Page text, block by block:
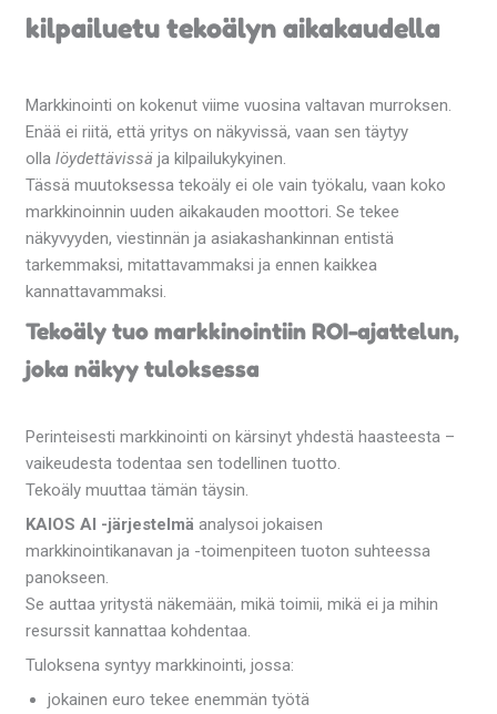
kilpailuetu tekoälyn aikakaudella
Markkinointi on kokenut viime vuosina valtavan murroksen.
Enää ei riitä, että yritys on näkyvissä, vaan sen täytyy
ollalöydettävissä ja kilpailukykyinen.
Tässä muutoksessa tekoäly ei ole vain työkalu, vaan koko
markkinoinnin uuden aikakauden moottori. Se tekee
näkyvyyden, viestinnän ja asiakashankinnan entistä
tarkemmaksi, mitattavammaksi ja ennen kaikkea
kannattavammaksi.
Tekoäly tuo markkinointiin ROI-ajattelun,
joka näkyy tuloksessa
Perinteisesti markkinointi on kärsinyt yhdestä haasteesta –
vaikeudesta todentaa sen todellinen tuotto.
Tekoäly muuttaa tämän täysin.
KAIOS AI -järjestelmä analysoi jokaisen
markkinointikanavan ja -toimenpiteen tuoton suhteessa
panokseen.
Se auttaa yritystä näkemään, mikä toimii, mikä ei ja mihin
resurssit kannattaa kohdentaa.
Tuloksena syntyy markkinointi, jossa:
jokainen euro tekee enemmän työtä